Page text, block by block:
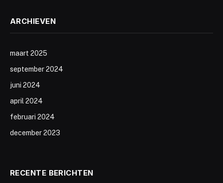
ARCHIEVEN
maart 2025
september 2024
juni 2024
april 2024
februari 2024
december 2023
RECENTE BERICHTEN